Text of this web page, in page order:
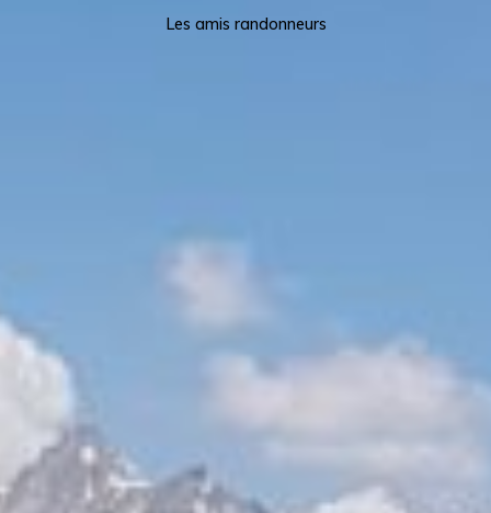
Les amis randonneurs